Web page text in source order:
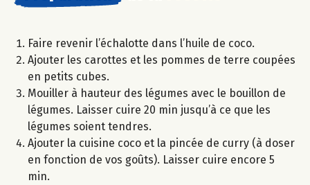
Faire revenir l’échalotte dans l’huile de coco.
Ajouter les carottes et les pommes de terre coupées
en petits cubes.
Mouiller à hauteur des légumes avec le bouillon de
légumes. Laisser cuire 20 min jusqu’à ce que les
légumes soient tendres.
Ajouter la cuisine coco et la pincée de curry (à doser
en fonction de vos goûts). Laisser cuire encore 5
min.